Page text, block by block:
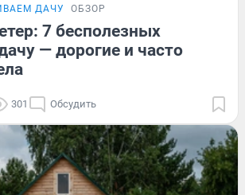
ДАЧУ ОБЗОР
7 бесполезных
— дорогие и часто
301 Обсудить